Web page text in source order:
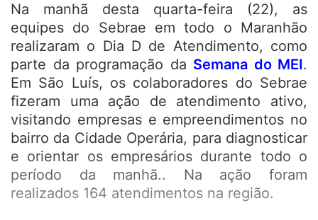
Na manhã desta quarta-feira (22), as
equipes do Sebrae em todo o Maranhão
realizaram o Dia D de Atendimento, como
parte da programação da Semana do MEI.
Em São Luís, os colaboradores do Sebrae
fizeram uma ação de atendimento ativo,
visitando empresas e empreendimentos no
bairro da Cidade Operária, para diagnosticar
e orientar os empresários durante todo o
período da manhã.. Na ação foram
realizados 164 atendimentos na região.